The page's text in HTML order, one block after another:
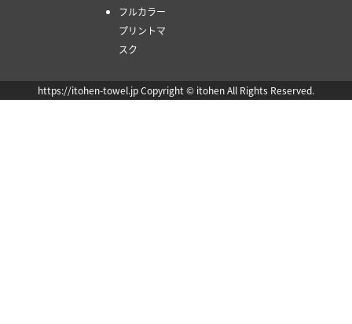
フルカラー
プリントマ
スク
https://itohen-towel.jp Copyright © itohen All Rights Reserved.